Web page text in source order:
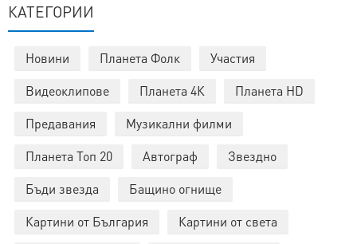
КАТЕГОРИИ
Новини Планета Фолк
Участия
Видеоклипове
Планета 4К
Планета HD
Предавания
Музикални филми
Планета Топ 20
Автограф
Звездно
Бъди звезда
Бащино огнище
Картини от България
Картини от света